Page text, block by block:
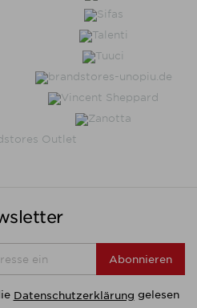
Abonnieren
Datenschutzerklärung gelesen